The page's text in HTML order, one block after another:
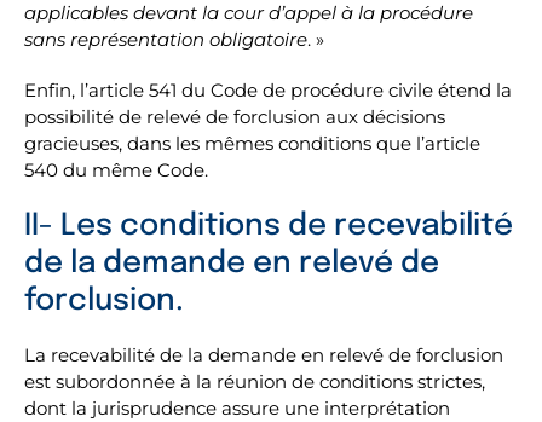
applicables devant la cour d’appel à la procédure
sans représentation obligatoire. »
Enfin, l’article 541 du Code de procédure civile étend la
possibilité de relevé de forclusion aux décisions
gracieuses, dans les mêmes conditions que l’article
540 du même Code.
II- Les conditions de recevabilité
de la demande en relevé de
forclusion.
La recevabilité de la demande en relevé de forclusion
est subordonnée à la réunion de conditions strictes,
dont la jurisprudence assure une interprétation